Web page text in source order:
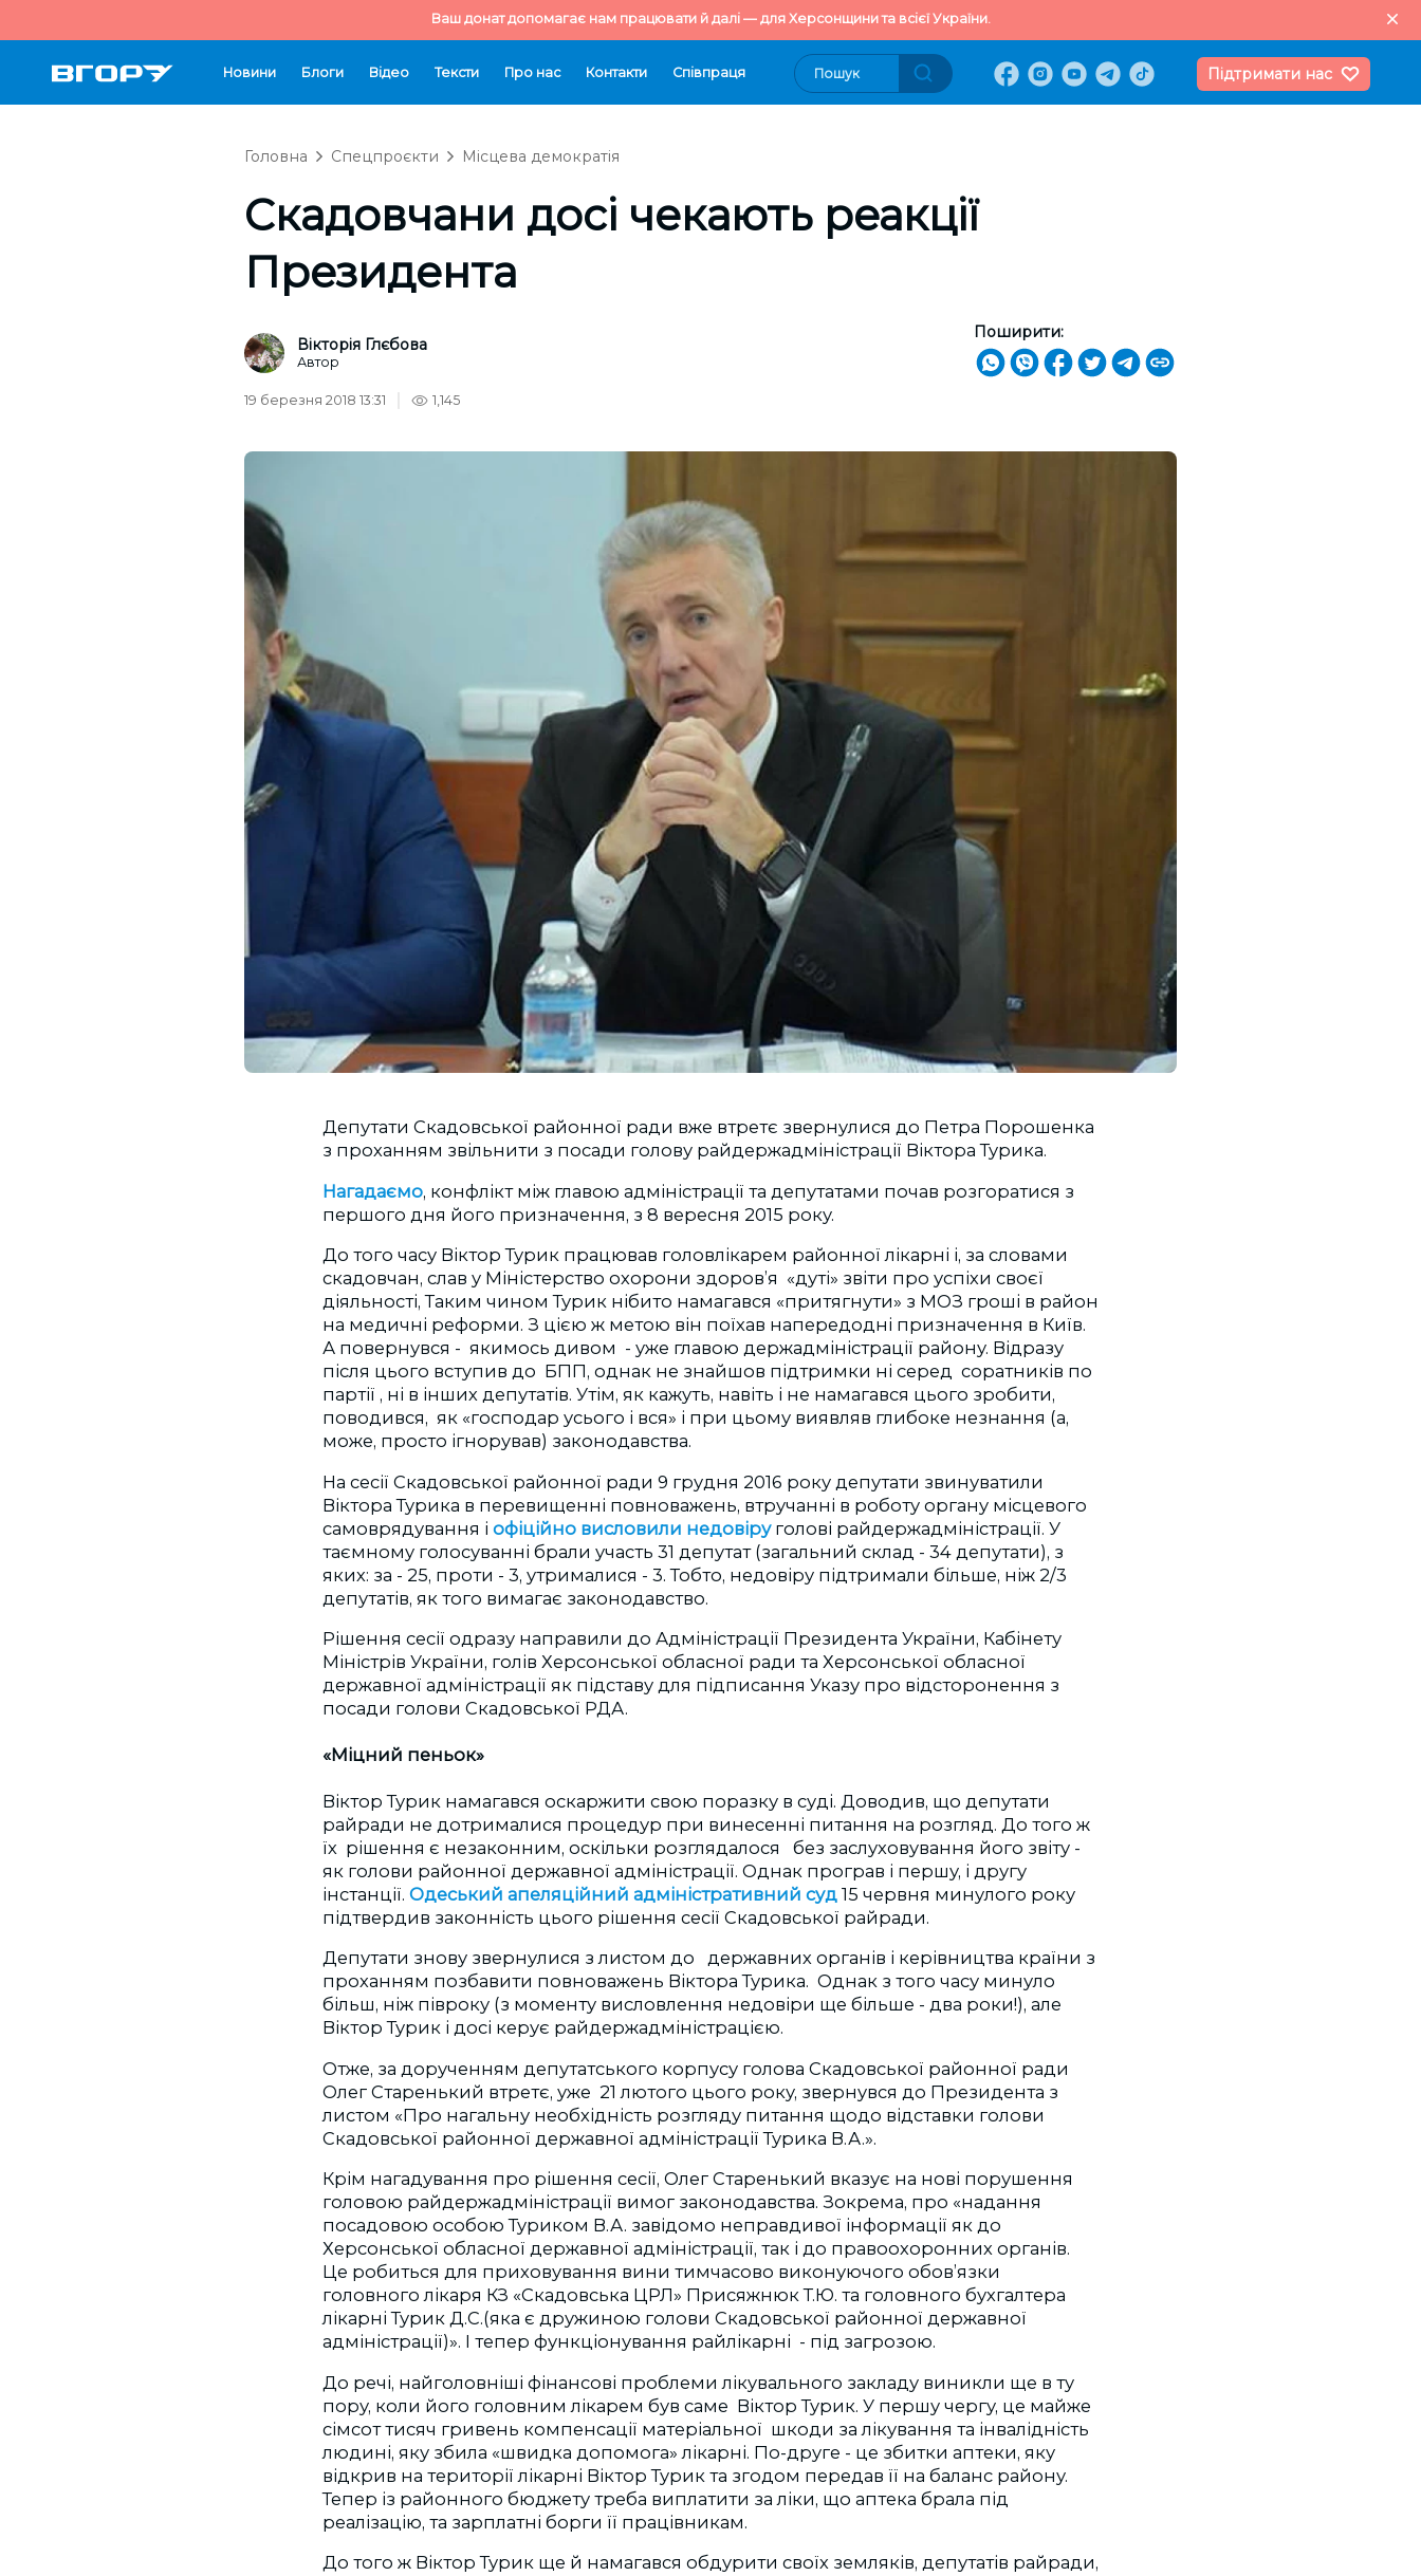
Ваш донат допомагає нам працювати й далі — для Херсонщини та всієї України.
Новини Блоги Відео Тексти Про нас Контакти Cпівпраця Підтримати нас
Головна Спецпроєкти Місцева демократія
Скадовчани досі чекають реакції
Президента
Вікторія Глєбова
Автор
Поширити:
19 березня 2018 13:31 1,145
Депутати Скадовської районної ради вже втретє звернулися до Петра Порошенка
з проханням звільнити з посади голову райдержадміністрації Віктора Турика.
Нагадаємо, конфлікт між главою адміністрації та депутатами почав розгоратися з
першого дня його призначення, з 8 вересня 2015 року.
До того часу Віктор Турик працював головлікарем районної лікарні і, за словами
скадовчан, слав у Міністерство охорони здоров’я «дуті» звіти про успіхи своєї
діяльності, Таким чином Турик нібито намагався «притягнути» з МОЗ гроші в район
на медичні реформи. З цією ж метою він поїхав напередодні призначення в Київ.
А повернувся - якимось дивом - уже главою держадміністрації району. Відразу
після цього вступив до БПП, однак не знайшов підтримки ні серед соратників по
партії , ні в інших депутатів. Утім, як кажуть, навіть і не намагався цього зробити,
поводився, як «господар усього і вся» і при цьому виявляв глибоке незнання (а,
може, просто ігнорував) законодавства.
На сесії Скадовської районної ради 9 грудня 2016 року депутати звинуватили
Віктора Турика в перевищенні повноважень, втручанні в роботу органу місцевого
самоврядування і офіційно висловили недовіруголові райдержадміністрації. У
таємному голосуванні брали участь 31 депутат (загальний склад - 34 депутати), з
яких: за - 25, проти - 3, утрималися - 3. Тобто, недовіру підтримали більше, ніж 2/3
депутатів, як того вимагає законодавство.
Рішення сесії одразу направили до Адміністрації Президента України, Кабінету
Міністрів України, голів Херсонської обласної ради та Херсонської обласної
державної адміністрації як підставу для підписання Указу про відсторонення з
посади голови Скадовської РДА.
«Міцний пеньок»
Віктор Турик намагався оскаржити свою поразку в суді. Доводив, що депутати
райради не дотрималися процедур при винесенні питання на розгляд. До того ж
їх рішення є незаконним, оскільки розглядалося без заслуховування його звіту -
як голови районної державної адміністрації. Однак програв і першу, і другу
інстанції. Одеський апеляційний адміністративний суд 15 червня минулого року
підтвердив законність цього рішення сесії Скадовської райради.
Депутати знову звернулися з листом до державних органів і керівництва країни з
проханням позбавити повноважень Віктора Турика. Однак з того часу минуло
більш, ніж півроку (з моменту висловлення недовіри ще більше - два роки!), але
Віктор Турик і досі керує райдержадміністрацією.
Отже, за дорученням депутатського корпусу голова Скадовської районної ради
Олег Старенький втретє, уже 21 лютого цього року, звернувся до Президента з
листом «Про нагальну необхідність розгляду питання щодо відставки голови
Скадовської районної державної адміністрації Турика В.А.».
Крім нагадування про рішення сесії, Олег Старенький вказує на нові порушення
головою райдержадміністрації вимог законодавства. Зокрема, про «надання
посадовою особою Туриком В.А. завідомо неправдивої інформації як до
Херсонської обласної державної адміністрації, так і до правоохоронних органів.
Це робиться для приховування вини тимчасово виконуючого обов’язки
головного лікаря КЗ «Скадовська ЦРЛ» Присяжнюк Т.Ю. та головного бухгалтера
лікарні Турик Д.С.(яка є дружиною голови Скадовської районної державної
адміністрації)». І тепер функціонування райлікарні - під загрозою.
До речі, найголовніші фінансові проблеми лікувального закладу виникли ще в ту
пору, коли його головним лікарем був саме Віктор Турик. У першу чергу, це майже
сімсот тисяч гривень компенсації матеріальної шкоди за лікування та інвалідність
людині, яку збила «швидка допомога» лікарні. По-друге - це збитки аптеки, яку
відкрив на території лікарні Віктор Турик та згодом передав її на баланс району.
Тепер із районного бюджету треба виплатити за ліки, що аптека брала під
реалізацію, та зарплатні борги її працівникам.
До того ж Віктор Турик ще й намагався обдурити своїх земляків, депутатів райради,